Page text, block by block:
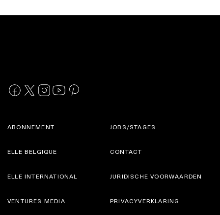
ABONNEMENT
ELLE BELGIQUE
JOBS/STAGES
CONTACT
ELLE INTERNATIONAL
VENTURES MEDIA
JURIDISCHE VOORWAARDEN
PRIVACYVERKLARING